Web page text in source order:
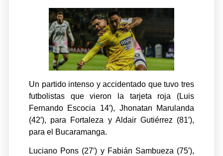
Un partido intenso y accidentado que tuvo tres
futbolistas que vieron la tarjeta roja (Luis
Fernando Escocia 14′), Jhonatan Marulanda
(42′), para Fortaleza y Aldair Gutiérrez (81′),
para el Bucaramanga.
Luciano Pons (27′) y Fabián Sambueza (75′),